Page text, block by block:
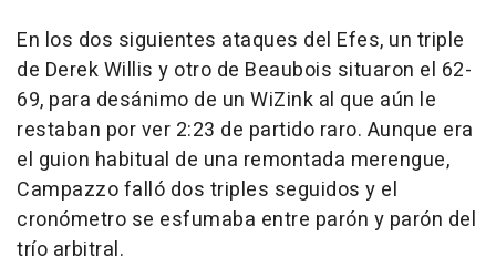
En los dos siguientes ataques del Efes, un triple
de Derek Willis y otro de Beaubois situaron el 62-
69, para desánimo de un WiZink al que aún le
restaban por ver 2:23 de partido raro. Aunque era
el guion habitual de una remontada merengue,
Campazzo falló dos triples seguidos y el
cronómetro se esfumaba entre parón y parón del
trío arbitral.